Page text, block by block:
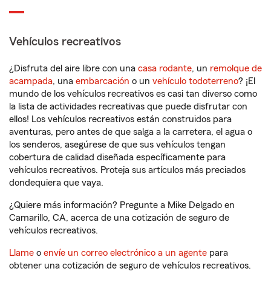
Vehículos recreativos
¿Disfruta del aire libre con una casa rodante, un remolque de
acampada, una embarcación o un vehículo todoterreno? ¡El
mundo de los vehículos recreativos es casi tan diverso como
la lista de actividades recreativas que puede disfrutar con
ellos! Los vehículos recreativos están construidos para
aventuras, pero antes de que salga a la carretera, el agua o
los senderos, asegúrese de que sus vehículos tengan
cobertura de calidad diseñada específicamente para
vehículos recreativos. Proteja sus artículos más preciados
dondequiera que vaya.
¿Quiere más información? Pregunte a Mike Delgado en
Camarillo, CA, acerca de una cotización de seguro de
vehículos recreativos.
Llame o envíe un correo electrónico a un agente para
obtener una cotización de seguro de vehículos recreativos.